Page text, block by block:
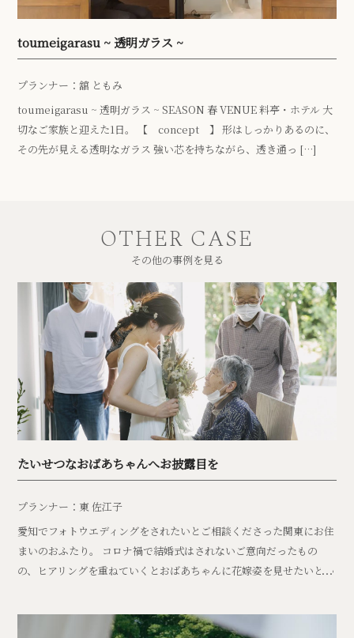
toumeigarasu ~ 透明ガラス ~
プランナー：舘 ともみ
toumeigarasu ~ 透明ガラス ~ SEASON 春 VENUE 料亭・ホテル 大
切なご家族と迎えた1日。 【 concept 】 形はしっかりあるのに、
その先が見える透明なガラス 強い芯を持ちながら、透き通っ […]
OTHER CASE
その他の事例を見る
たいせつなおばあちゃんへお披露目を
プランナー：東 佐江子
愛知でフォトウエディングをされたいとご相談くださった関東にお住
まいのおふたり。 コロナ禍で結婚式はされないご意向だったもの
の、ヒアリングを重ねていくとおばあちゃんに花嫁姿を見せたいとい
母様やご家族にお披露目と感謝の気持ちだけは伝えましょうとご提